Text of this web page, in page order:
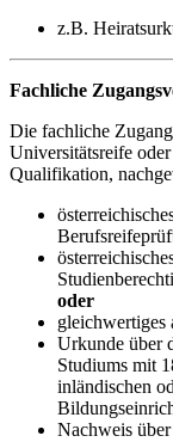
z.B.
Fachliche
Die fachliche
Universitätsreife
Qualifikation,
oder
gleichwertiges
Urkunde über
Studiums mit
inländischen
Nachweis